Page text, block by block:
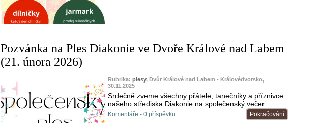
Pozvánka na Ples Diakonie ve Dvoře Králové nad Labem
(21. února 2026)
Rubrika: plesy, Dvůr Králové nad Labem - Královédvorsko,
30.11.2025
Srdečně zveme všechny přátele, tanečníky a příznivce
našeho střediska Diakonie na společenský večer.
Pokračování
Komentáře - 0 příspěvků